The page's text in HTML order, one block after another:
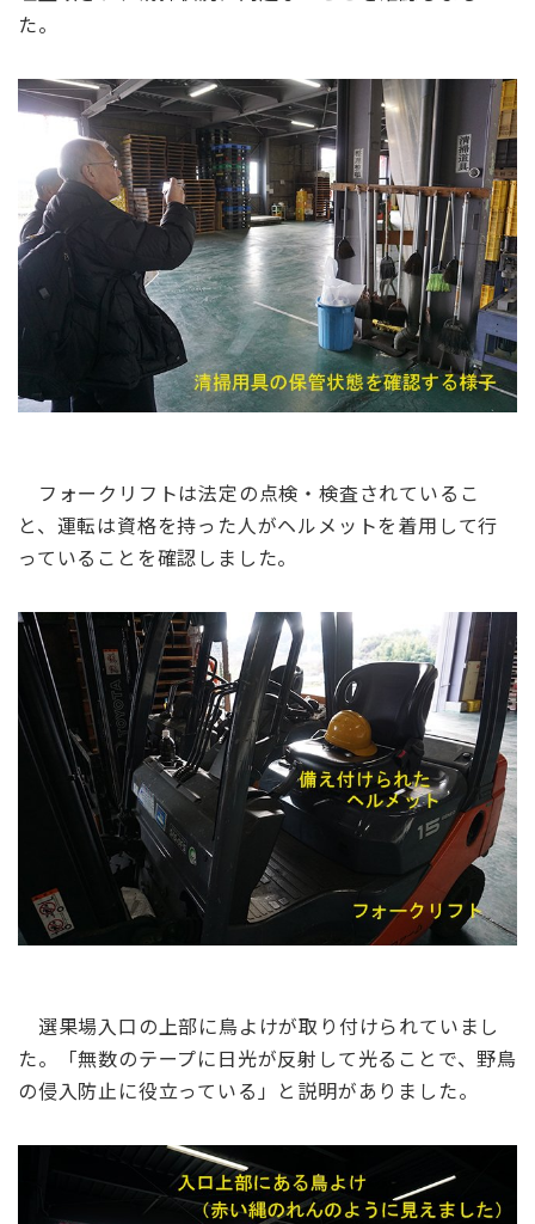
た。
フォークリフトは法定の点検・検査されているこ
と、運転は資格を持った人がヘルメットを着用して行
っていることを確認しました。
選果場入口の上部に鳥よけが取り付けられていまし
た。「無数のテープに日光が反射して光ることで、野鳥
の侵入防止に役立っている」と説明がありました。